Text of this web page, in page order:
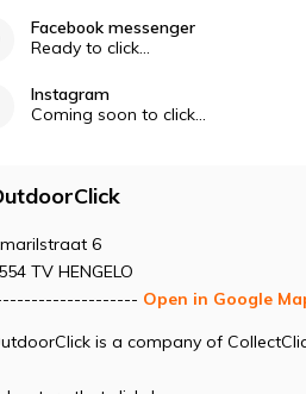
Facebook messenger
Ready to click...
Instagram
Coming soon to click...
6
TV HENGELO
Open in Google
is a company of